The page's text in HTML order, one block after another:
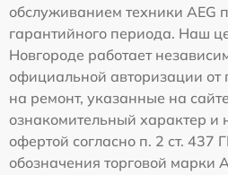
обслуживанием техники AEG
гарантийного периода. Наш
Новгороде работает
официальной авторизации от
на ремонт, указанные на
ознакомительный характер и
офертой согласно п. 2 ст. 437
обозначения торговой марки